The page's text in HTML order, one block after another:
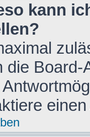
kann
die Board-